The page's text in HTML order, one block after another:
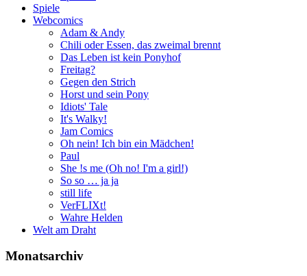
Spiele
Webcomics
Adam & Andy
Chili oder Essen, das zweimal brennt
Das Leben ist kein Ponyhof
Freitag?
Gegen den Strich
Horst und sein Pony
Idiots' Tale
It's Walky!
Jam Comics
Oh nein! Ich bin ein Mädchen!
Paul
She !s me (Oh no! I'm a girl!)
So so … ja ja
still life
VerFLIXt!
Wahre Helden
Welt am Draht
Monatsarchiv